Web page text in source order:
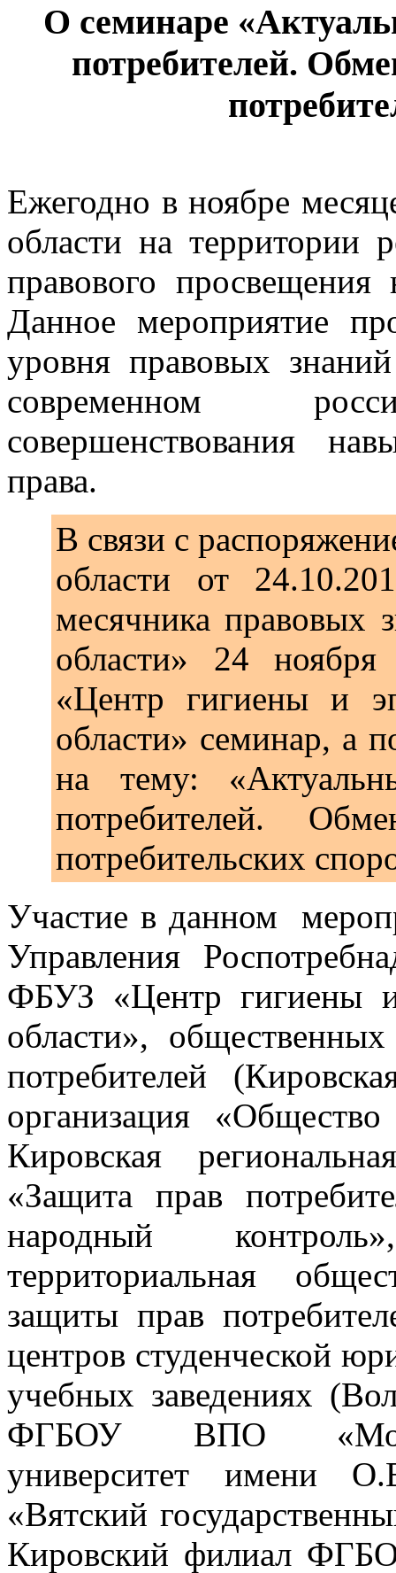
О семинаре
потребителей.
Ежегодно в ноябре
области на территории
правового просвещения
Данное мероприятие
уровня правовых
современном
совершенствования
права.
В связи с
области от
месячника правовых
области» 24
«Центр гигиены и
области» семинар, а
на тему:
потребителей.
потребительских
Участие в данном
Управления
ФБУЗ «Центр гигиены
области»,
потребителей
организация
Кировская
«Защита прав
народный
территориальная
защиты прав
центров студенческой
учебных заведениях
ФГБОУ ВПО
университет имени
«Вятский
Кировский филиал